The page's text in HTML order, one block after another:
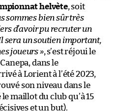
helvète, soit
sommes bien sûr très
d’avoir pu recruter un
sera un soutien important,
joueurs », s’est réjoui le
dans le
à Lorient à l’été 2023,
son niveau dans le
maillot du club qu’à 15
et un but).